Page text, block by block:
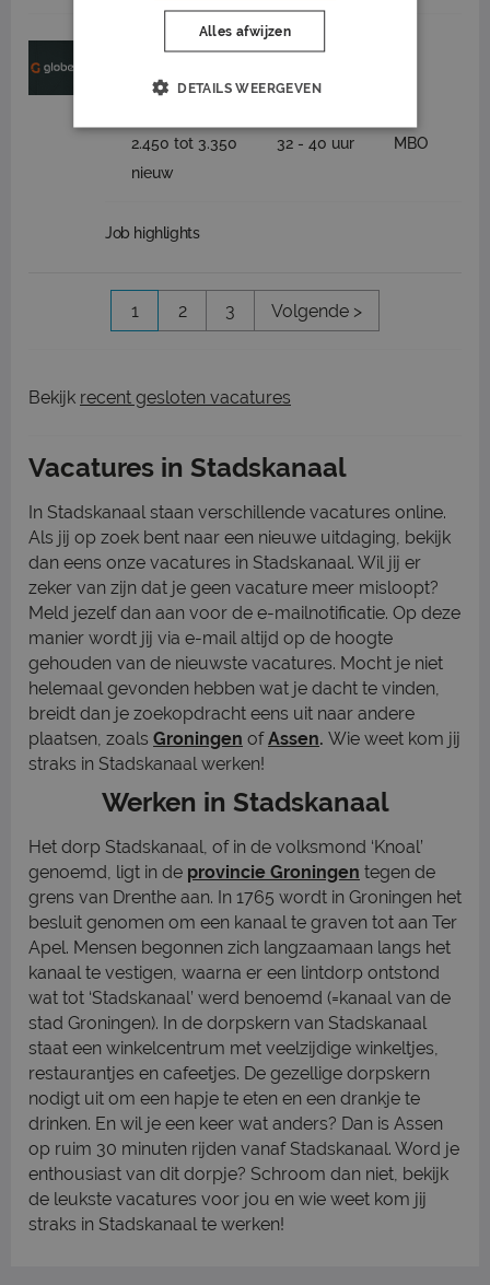
Bestrijder eikenprocessierups regio
2.450 tot 3.350 32 - 40 uur
MBO
nieuw
Job highlights
1 2 3 Volgende >
Bekijk recent gesloten vacatures
Vacatures in Stadskanaal
In Stadskanaal staan verschillende vacatures online.
Als jij op zoek bent naar een nieuwe uitdaging, bekijk
dan eens onze vacatures in Stadskanaal. Wil jij er
zeker van zijn dat je geen vacature meer misloopt?
Meld jezelf dan aan voor de e-mailnotificatie. Op deze
manier wordt jij via e-mail altijd op de hoogte
gehouden van de nieuwste vacatures. Mocht je niet
helemaal gevonden hebben wat je dacht te vinden,
breidt dan je zoekopdracht eens uit naar andere
plaatsen, zoals Groningen ofAssen. Wie weet kom jij
straks in Stadskanaal werken!
Werken in Stadskanaal
Het dorp Stadskanaal, of in de volksmond ‘Knoal’
genoemd, ligt in de provincie Groningen tegen de
grens van Drenthe aan. In 1765 wordt in Groningen het
besluit genomen om een kanaal te graven tot aan Ter
Apel. Mensen begonnen zich langzaamaan langs het
kanaal te vestigen, waarna er een lintdorp ontstond
wat tot ‘Stadskanaal’ werd benoemd (=kanaal van de
stad Groningen). In de dorpskern van Stadskanaal
staat een winkelcentrum met veelzijdige winkeltjes,
restaurantjes en cafeetjes. De gezellige dorpskern
nodigt uit om een hapje te eten en een drankje te
drinken. En wil je een keer wat anders? Dan is Assen
op ruim 30 minuten rijden vanaf Stadskanaal. Word je
enthousiast van dit dorpje? Schroom dan niet, bekijk
de leukste vacatures voor jou en wie weet kom jij
straks in Stadskanaal te werken!
Alles afwijzen
DETAILS WEERGEVEN